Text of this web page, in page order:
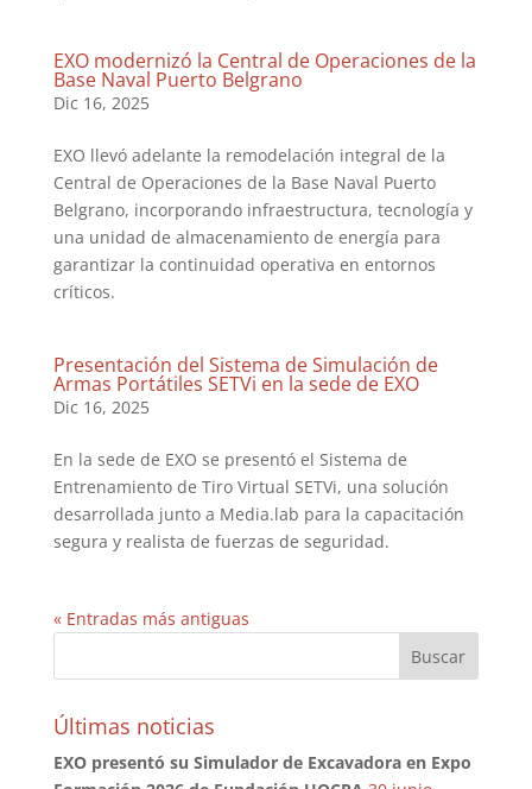
EXO modernizó la Central de Operaciones de la
Base Naval Puerto Belgrano
Dic 16, 2025
EXO llevó adelante la remodelación integral de la
Central de Operaciones de la Base Naval Puerto
Belgrano, incorporando infraestructura, tecnología y
una unidad de almacenamiento de energía para
garantizar la continuidad operativa en entornos
críticos.
Presentación del Sistema de Simulación de
Armas Portátiles SETVi en la sede de EXO
Dic 16, 2025
En la sede de EXO se presentó el Sistema de
Entrenamiento de Tiro Virtual SETVi, una solución
desarrollada junto a Media.lab para la capacitación
segura y realista de fuerzas de seguridad.
« Entradas más antiguas
Últimas noticias
EXO presentó su Simulador de Excavadora en Expo